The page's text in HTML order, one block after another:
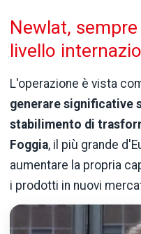
Newlat,
livello
L'operazione è vista
generare significative
stabilimento di
Foggia, il più grande
aumentare la propria
i prodotti in nuovi